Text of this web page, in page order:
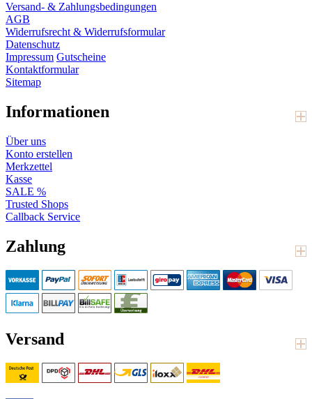
Versand- & Zahlungsbedingungen
AGB
Widerrufsrecht & Widerrufsformular
Datenschutz
Impressum Gutscheine
Kontaktformular
Sitemap
Informationen
Über uns
Konto erstellen
Merkzettel
Kasse
SALE %
Trusted Shops
Callback Service
Zahlung
Versand